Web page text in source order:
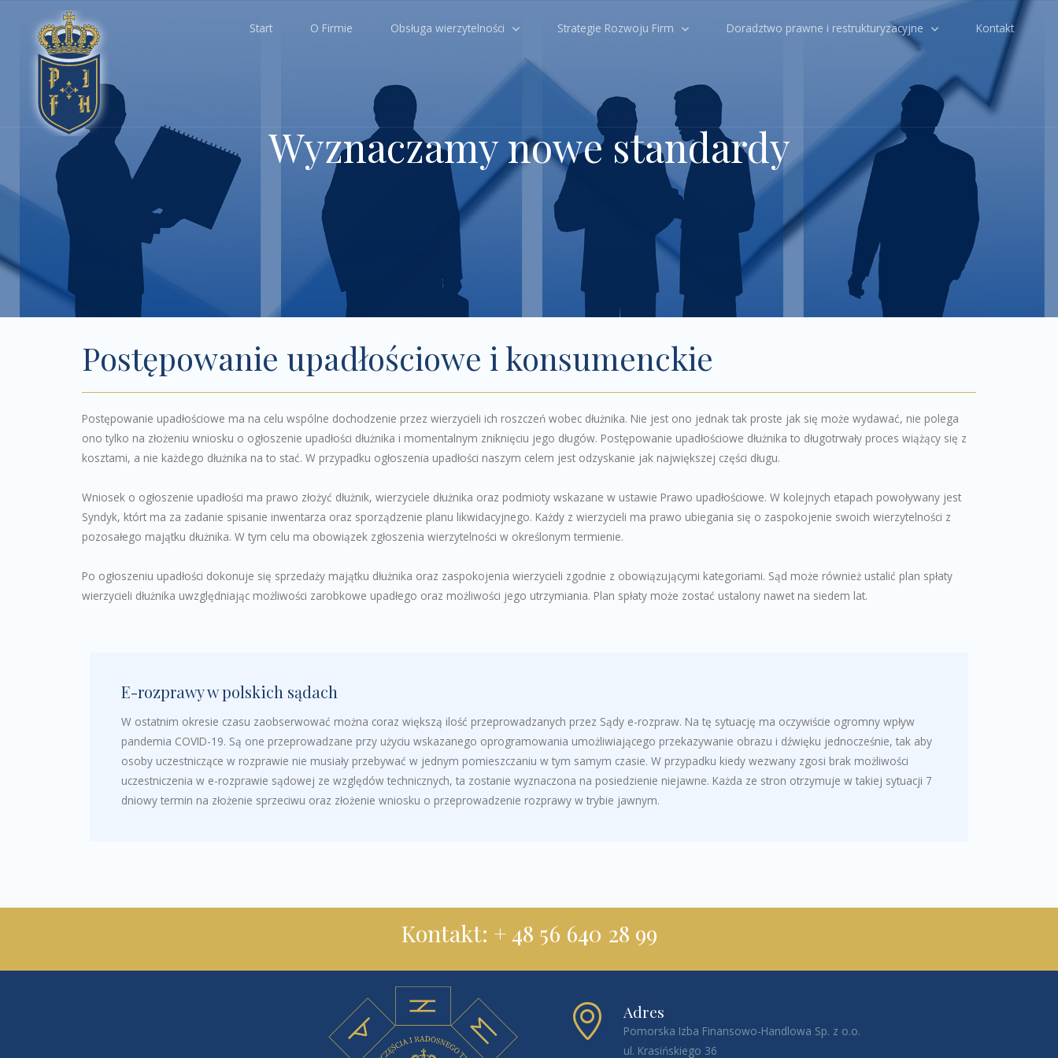
Start O Firmie Obsługa wierzytelności Strategie Rozwoju Firm Doradztwo prawne i restrukturyzacyjne Kontakt
Wyznaczamy nowe standardy
Postępowanie upadłościowe i konsumenckie
Postępowanie upadłościowe ma na celu wspólne dochodzenie przez wierzycieli ich roszczeń wobec dłużnika. Nie jest ono jednak tak proste jak się może wydawać, nie polega
ono tylko na złożeniu wniosku o ogłoszenie upadłości dłużnika i momentalnym zniknięciu jego długów. Postępowanie upadłościowe dłużnika to długotrwały proces wiążący się z
kosztami, a nie każdego dłużnika na to stać. W przypadku ogłoszenia upadłości naszym celem jest odzyskanie jak największej części długu.
Wniosek o ogłoszenie upadłości ma prawo złożyć dłużnik, wierzyciele dłużnika oraz podmioty wskazane w ustawie Prawo upadłościowe. W kolejnych etapach powoływany jest
Syndyk, którt ma za zadanie spisanie inwentarza oraz sporządzenie planu likwidacyjnego. Każdy z wierzycieli ma prawo ubiegania się o zaspokojenie swoich wierzytelności z
pozosałego majątku dłużnika. W tym celu ma obowiązek zgłoszenia wierzytelności w określonym termienie.
Po ogłoszeniu upadłości dokonuje się sprzedaży majątku dłużnika oraz zaspokojenia wierzycieli zgodnie z obowiązującymi kategoriami. Sąd może również ustalić plan spłaty
wierzycieli dłużnika uwzględniając możliwości zarobkowe upadłego oraz możliwości jego utrzymiania. Plan spłaty może zostać ustalony nawet na siedem lat.
E-rozprawy w polskich sądach
W ostatnim okresie czasu zaobserwować można coraz większą ilość przeprowadzanych przez Sądy e-rozpraw. Na tę sytuację ma oczywiście ogromny wpływ
pandemia COVID-19. Są one przeprowadzane przy użyciu wskazanego oprogramowania umożliwiającego przekazywanie obrazu i dźwięku jednocześnie, tak aby
osoby uczestniczące w rozprawie nie musiały przebywać w jednym pomieszczaniu w tym samym czasie. W przypadku kiedy wezwany zgosi brak możliwości
uczestniczenia w e-rozprawie sądowej ze względów technicznych, ta zostanie wyznaczona na posiedzienie niejawne. Każda ze stron otrzymuje w takiej sytuacji 7
dniowy termin na złożenie sprzeciwu oraz złożenie wniosku o przeprowadzenie rozprawy w trybie jawnym.
Kontakt: + 48 56 640 28 99
Adres
Pomorska Izba Finansowo-Handlowa Sp. z o.o.
ul. Krasińskiego 36